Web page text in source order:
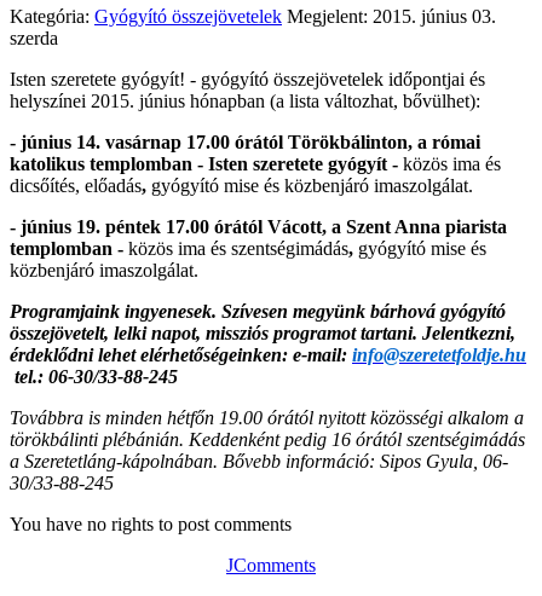
Kategória: Gyógyító összejövetelek Megjelent: 2015. június 03.
szerda
Isten szeretete gyógyít! - gyógyító összejövetelek időpontjai és
helyszínei 2015. június hónapban (a lista változhat, bővülhet):
- június 14. vasárnap 17.00 órától Törökbálinton, a római
katolikus templomban - Isten szeretete gyógyít - közös ima és
dicsőítés, előadás, gyógyító mise és közbenjáró imaszolgálat.
- június 19. péntek 17.00 órától Vácott, a Szent Anna piarista
templomban - közös ima és szentségimádás, gyógyító mise és
közbenjáró imaszolgálat.
Programjaink ingyenesek. Szívesen megyünk bárhová gyógyító
összejövetelt, lelki napot, missziós programot tartani. Jelentkezni,
érdeklődni lehet elérhetőségeinken: e-mail: info@szeretetfoldje.hu
tel.: 06-30/33-88-245
Továbbra is minden hétfőn 19.00 órától nyitott közösségi alkalom a
törökbálinti plébánián. Keddenként pedig 16 órától szentségimádás
a Szeretetláng-kápolnában. Bővebb információ: Sipos Gyula, 06-
30/33-88-245
You have no rights to post comments
JComments